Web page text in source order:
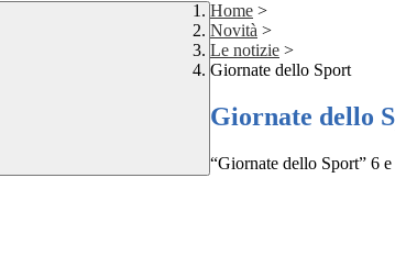
Home >
Novità >
Le notizie >
Giornate dello Sport
Giornate dello
“Giornate dello Sport” 6